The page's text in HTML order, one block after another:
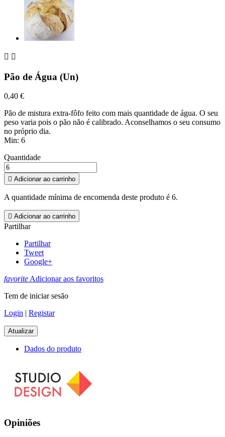
 
Pão de Água (Un)
0,40 €
Pão de mistura extra-fôfo feito com mais quantidade de água. O seu
peso varia pois o pão não é calibrado. Aconselhamos o seu consumo
no próprio dia.
Min: 6
Quantidade
 Adicionar ao carrinho
A quantidade mínima de encomenda deste produto é 6.
 Adicionar ao carrinho
Partilhar
Partilhar
Tweet
Google+
favoriteAdicionar aos favoritos
Tem de iniciar sesão
Login | Registar
Dados do produto
Opiniões